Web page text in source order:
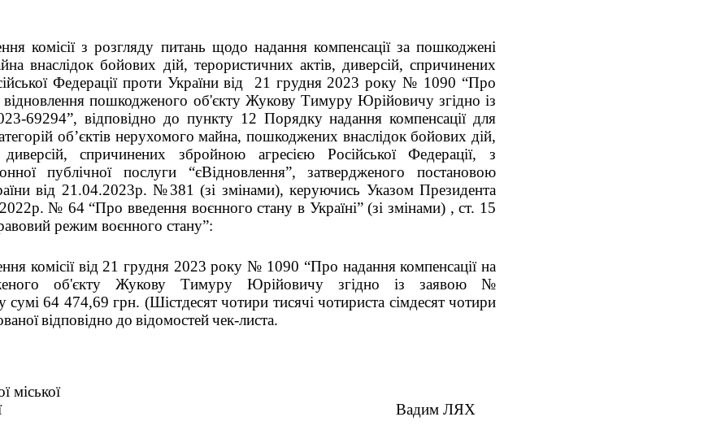
комісії з розгляду питань щодо надання компенсації за пошкоджені
внаслідок бойових дій, терористичних актів, диверсій, спричинених
Федерації проти України від 21 грудня 2023 року № 1090 “Про
відновлення пошкодженого об'єкту Жукову Тимуру Юрійовичу згідно із
69294”, відповідно до пункту 12 Порядку надання компенсації для
об’єктів нерухомого майна, пошкоджених внаслідок бойових дій,
диверсій, спричинених збройною агресією Російської Федерації, з
публічної послуги “єВідновлення”, затвердженого постановою
від 21.04.2023р. №381 (зі змінами), керуючись Указом Президента
№ 64 “Про введення воєнного стану в Україні” (зі змінами) , ст. 15
режим воєнного стану”:
комісії від 21 грудня 2023 року № 1090 “Про надання компенсації на
об'єкту Жукову Тимуру Юрійовичу згідно із заявою №
сумі 64 474,69 грн. (Шістдесят чотири тисячі чотириста сімдесят чотири
відповідно до відомостейчек-листа.
міської
Вадим ЛЯХ